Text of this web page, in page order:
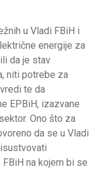
u Vladi FBiH i
energije za
da je stav
niti potrebe za
te da
EPBiH, izazvane
Ono što za
da se u Vladi
na kojem bi se